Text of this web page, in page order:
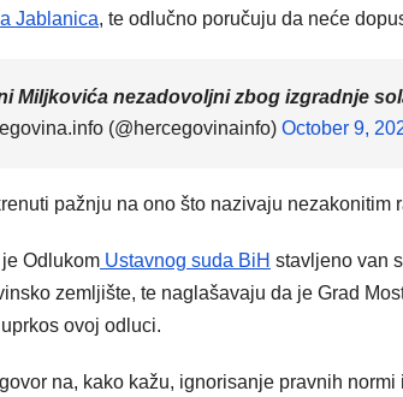
Jablanica, te odlučno poručuju da neće
Miljkovića nezadovoljni zbog izgradnje
(@hercegovinainfo) October 9,
pažnju na ono što nazivaju nezakonitim
Odlukom Ustavnog suda BiH stavljeno van
zemljište, te naglašavaju da je Grad
ovoj odluci.
na, kako kažu, ignorisanje pravnih